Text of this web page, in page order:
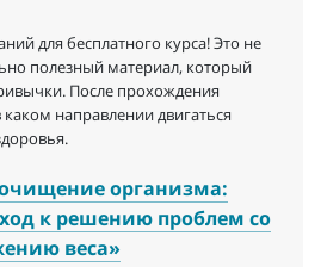
для бесплатного курса! Это не
полезный материал, который
После прохождения
направлении двигаться
очищение организма:
к решению проблем со
веса»